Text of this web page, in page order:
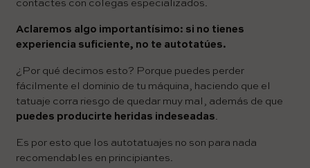
contactes con colegas especializados.
Aclaremos algo importantísimo: si no tienes
experiencia suficiente, no te autotatúes.
¿Por qué decimos esto? Porque puedes perder
fácilmente el dominio de tu máquina, haciendo que el
tatuaje corra riesgo de quedar muy mal, además de que
puedes producirte heridas indeseadas.
Es por esto que los autotatuajes no son para nada
recomendables en principiantes.